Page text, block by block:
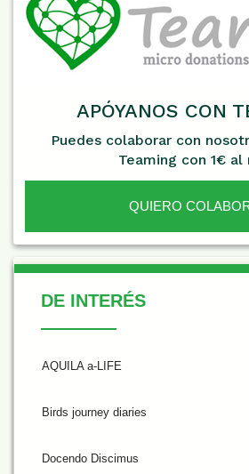
APÓYANOS CON
Puedes colaborar con
Teaming con 1€ al
QUIERO
De Interés
DE INTERÉS
AQUILA a-LIFE
Birds journey diaries
Docendo Discimus